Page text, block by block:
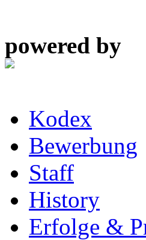
powered by
Kodex
Bewerbung
Staff
History
Erfolge &